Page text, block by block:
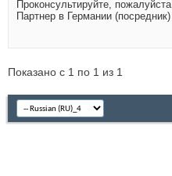
Проконсультируйте,
Партнер в Германии
Показано с 1 по 1 из 1